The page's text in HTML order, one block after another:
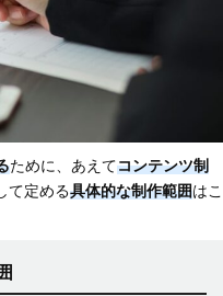
ために、あえてコンテンツ制
て定める具体的な制作範囲はこ